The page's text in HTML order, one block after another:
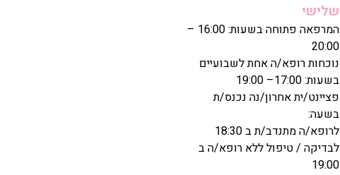
שלישי
המרפאה פתוחה בשעות: 16:00 –
20:00
נוכחות רופא/ה אחת לשבועיים
בשעות: 17:00– 19:00
פציינט/ית אחרון/נה נכנס/ת
בשעה:
לרופא/ה מתנדב/ת ב 18:30
לבדיקה / טיפול ללא רופא/ה ב
19:00